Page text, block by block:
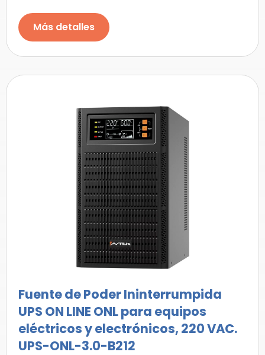
Más detalles
Fuente de Poder Ininterrumpida
UPS ON LINE ONL para equipos
eléctricos y electrónicos, 220 VAC.
UPS-ONL-3.0-B212